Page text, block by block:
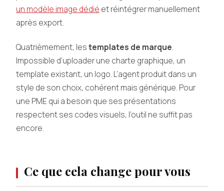
un modèle image dédié et réintégrer manuellement
après export.
Quatrièmement, lestemplates de marque.
Impossible d’uploader une charte graphique, un
template existant, un logo. L’agent produit dans un
style de son choix, cohérent mais générique. Pour
une PME qui a besoin que ses présentations
respectent ses codes visuels, l’outil ne suffit pas
encore.
Ce que cela change pour vous